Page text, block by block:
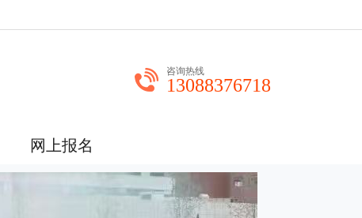
咨询热线
13088376718
网上报名